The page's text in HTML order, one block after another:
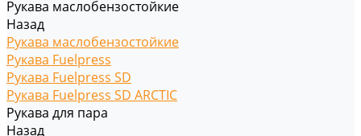
Рукава маслобензостойкие
Назад
Рукава маслобензостойкие
Рукава Fuelpress
Рукава Fuelpress SD
Рукава Fuelpress SD ARCTIC
Рукава для пара
Назад